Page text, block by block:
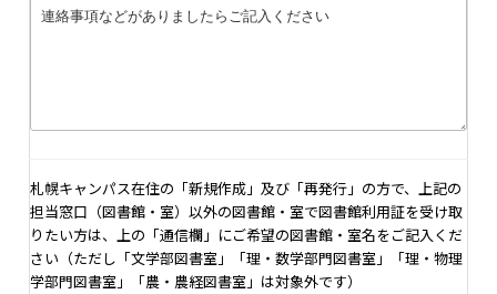
札幌キャンパス在住の「新規作成」及び「再発行」の方で、上記の
担当窓口（図書館・室）以外の図書館・室で図書館利用証を受け取
りたい方は、上の「通信欄」にご希望の図書館・室名をご記入くだ
さい（ただし「文学部図書室」「理・数学部門図書室」「理・物理
学部門図書室」「農・農経図書室」は対象外です）